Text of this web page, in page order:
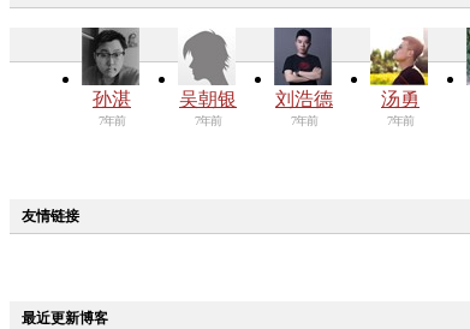
孙湛
7年前
吴朝银
7年前
刘浩德
7年前
汤勇
7年前
友情链接
最近更新博客